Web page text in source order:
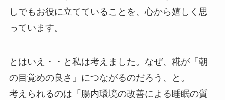
しでもお役に立てていることを、心から嬉しく思
っています。
とはいえ・・と私は考えました。なぜ、糀が「朝
の目覚めの良さ」につながるのだろう、と。
考えられるのは「腸内環境の改善による睡眠の質